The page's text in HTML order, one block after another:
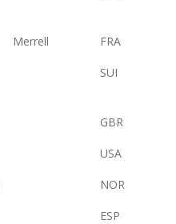
Merrell FRA
SUI
GBR
USA
NOR
ESP